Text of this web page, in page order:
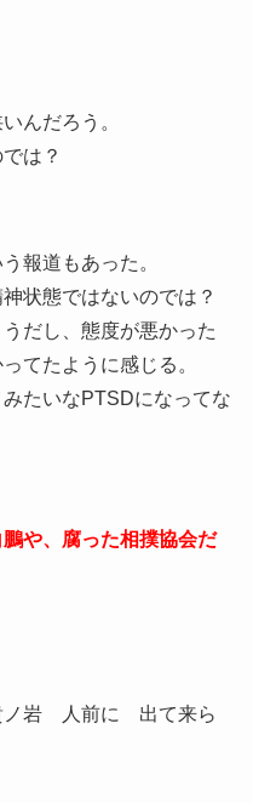
んだろう。
は？
報道もあった。
状態ではないのでは？
だし、態度が悪かった
てたように感じる。
たいなPTSDになってな
や、腐った相撲協会だ
ノ岩 人前に 出て来ら